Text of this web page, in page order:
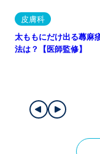
皮膚科
太ももにだけ出る蕁麻
法は？【医師監修】